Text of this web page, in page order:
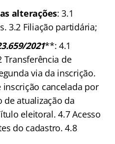
alterações: 3.1
3.2 Filiação partidária;
2021**: 4.1
Transferência de
via da inscrição.
cancelada por
de atualização da
eleitoral. 4.7 Acesso
do cadastro. 4.8